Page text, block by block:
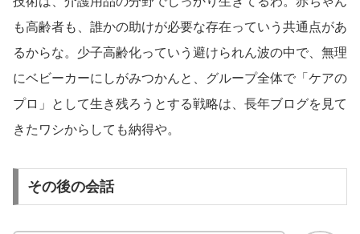
も高齢者も、誰かの助けが必要な存在っていう共通点があ
るからな。少子高齢化っていう避けられん波の中で、無理
にベビーカーにしがみつかんと、グループ全体で「ケアの
プロ」として生き残ろうとする戦略は、長年ブログを見て
きたワシからしても納得や。
その後の会話